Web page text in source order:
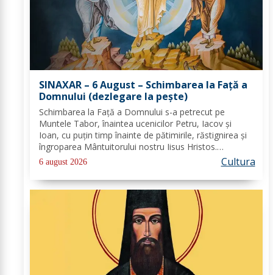
SINAXAR – 6 August – Schimbarea la Față a
Domnului (dezlegare la peşte)
Schimbarea la Față a Domnului s-a petrecut pe
Muntele Tabor, înaintea ucenicilor Petru, Iacov și
Ioan, cu puțin timp înainte de pătimirile, răstignirea și
îngroparea Mântuitorului nostru Iisus Hristos.
Urcându-Se pe munte, Hristos-Domnul S-a depărtat
puţin de ucenici şi, suindu-Se pe un loc mai...
6 august 2026 Cultura